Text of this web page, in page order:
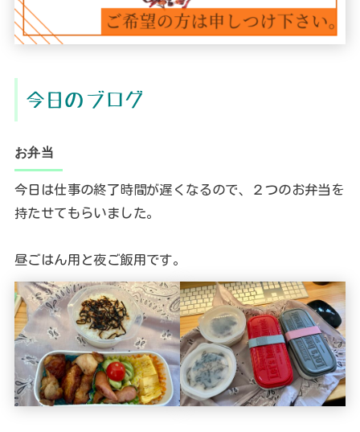
今日のブログ
お弁当
今日は仕事の終了時間が遅くなるので、２つのお弁当を
持たせてもらいました。
昼ごはん用と夜ご飯用です。